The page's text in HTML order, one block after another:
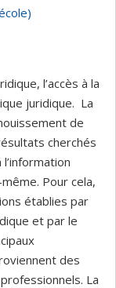
l’accès à la
juridique. La
de
cherchés
Pour cela,
établies par
et par le
des
La